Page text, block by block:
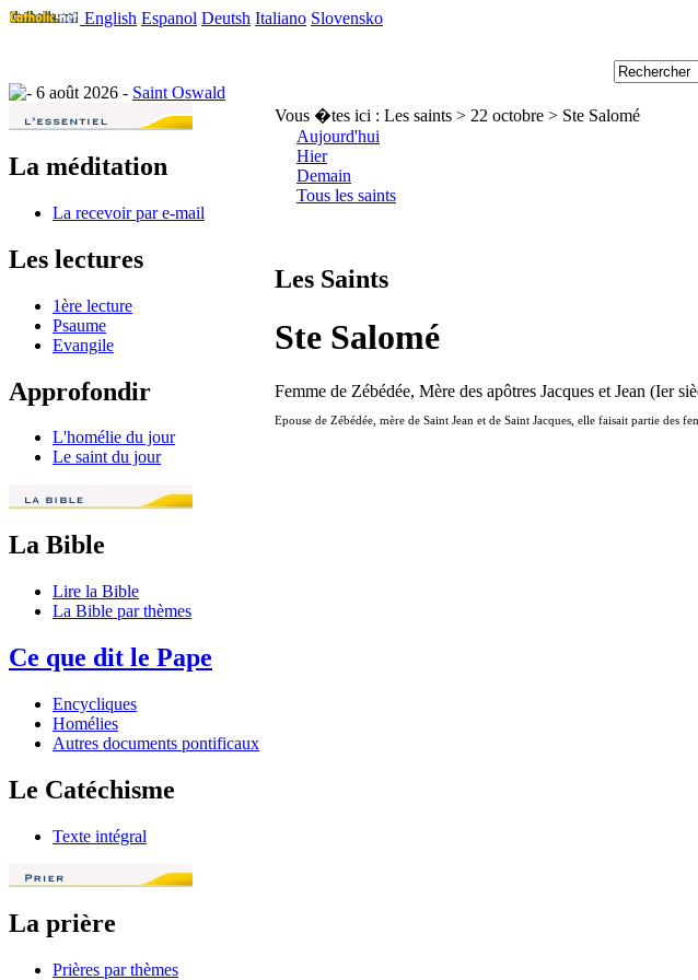
English Espanol Deutsh Italiano Slovensko
6 août 2026 - Saint Oswald
La méditation
La recevoir par e-mail
Les lectures
1ère lecture
Psaume
Evangile
Approfondir
L'homélie du jour
Le saint du jour
La Bible
Lire la Bible
La Bible par thèmes
Ce que dit le Pape
Encycliques
Homélies
Autres documents pontificaux
Le Catéchisme
Texte intégral
La prière
Prières par thèmes
Vous �tes ici : Les saints > 22 octobre > Ste Salomé
Aujourd'hui
Hier
Demain
Tous les saints
Les Saints
Ste Salomé
Femme de Zébédée, Mère des apôtres Jacques et Jean (Ier
Epouse de Zébédée, mère de Saint Jean et de Saint Jacques, elle faisait partie